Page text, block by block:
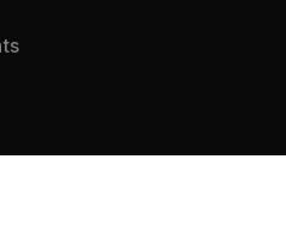
on
Ubuntu